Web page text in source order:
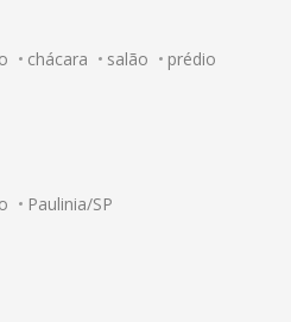
chácara salão
prédio
Paulinia/SP